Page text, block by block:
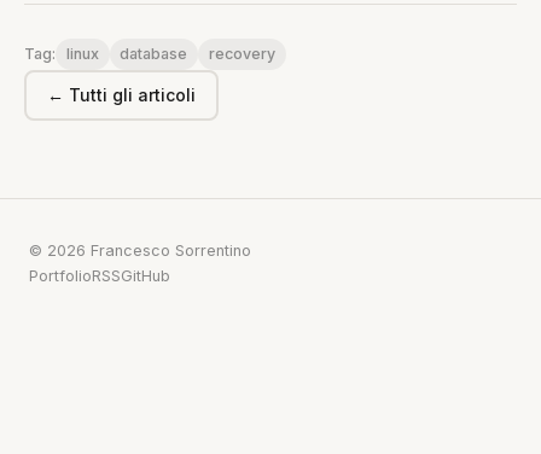
Tag: linux database recovery
← Tutti gli articoli
© 2026 Francesco Sorrentino
PortfolioRSSGitHub